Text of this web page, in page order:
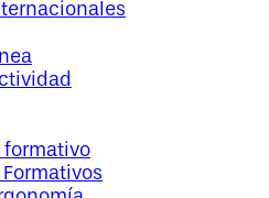
formativo